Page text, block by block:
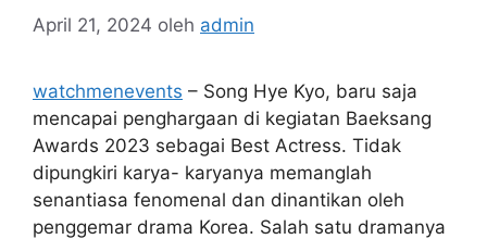
April 21, 2024 oleh admin
watchmenevents – Song Hye Kyo, baru saja
mencapai penghargaan di kegiatan Baeksang
Awards 2023 sebagai Best Actress. Tidak
dipungkiri karya- karyanya memanglah
senantiasa fenomenal dan dinantikan oleh
penggemar drama Korea. Salah satu dramanya